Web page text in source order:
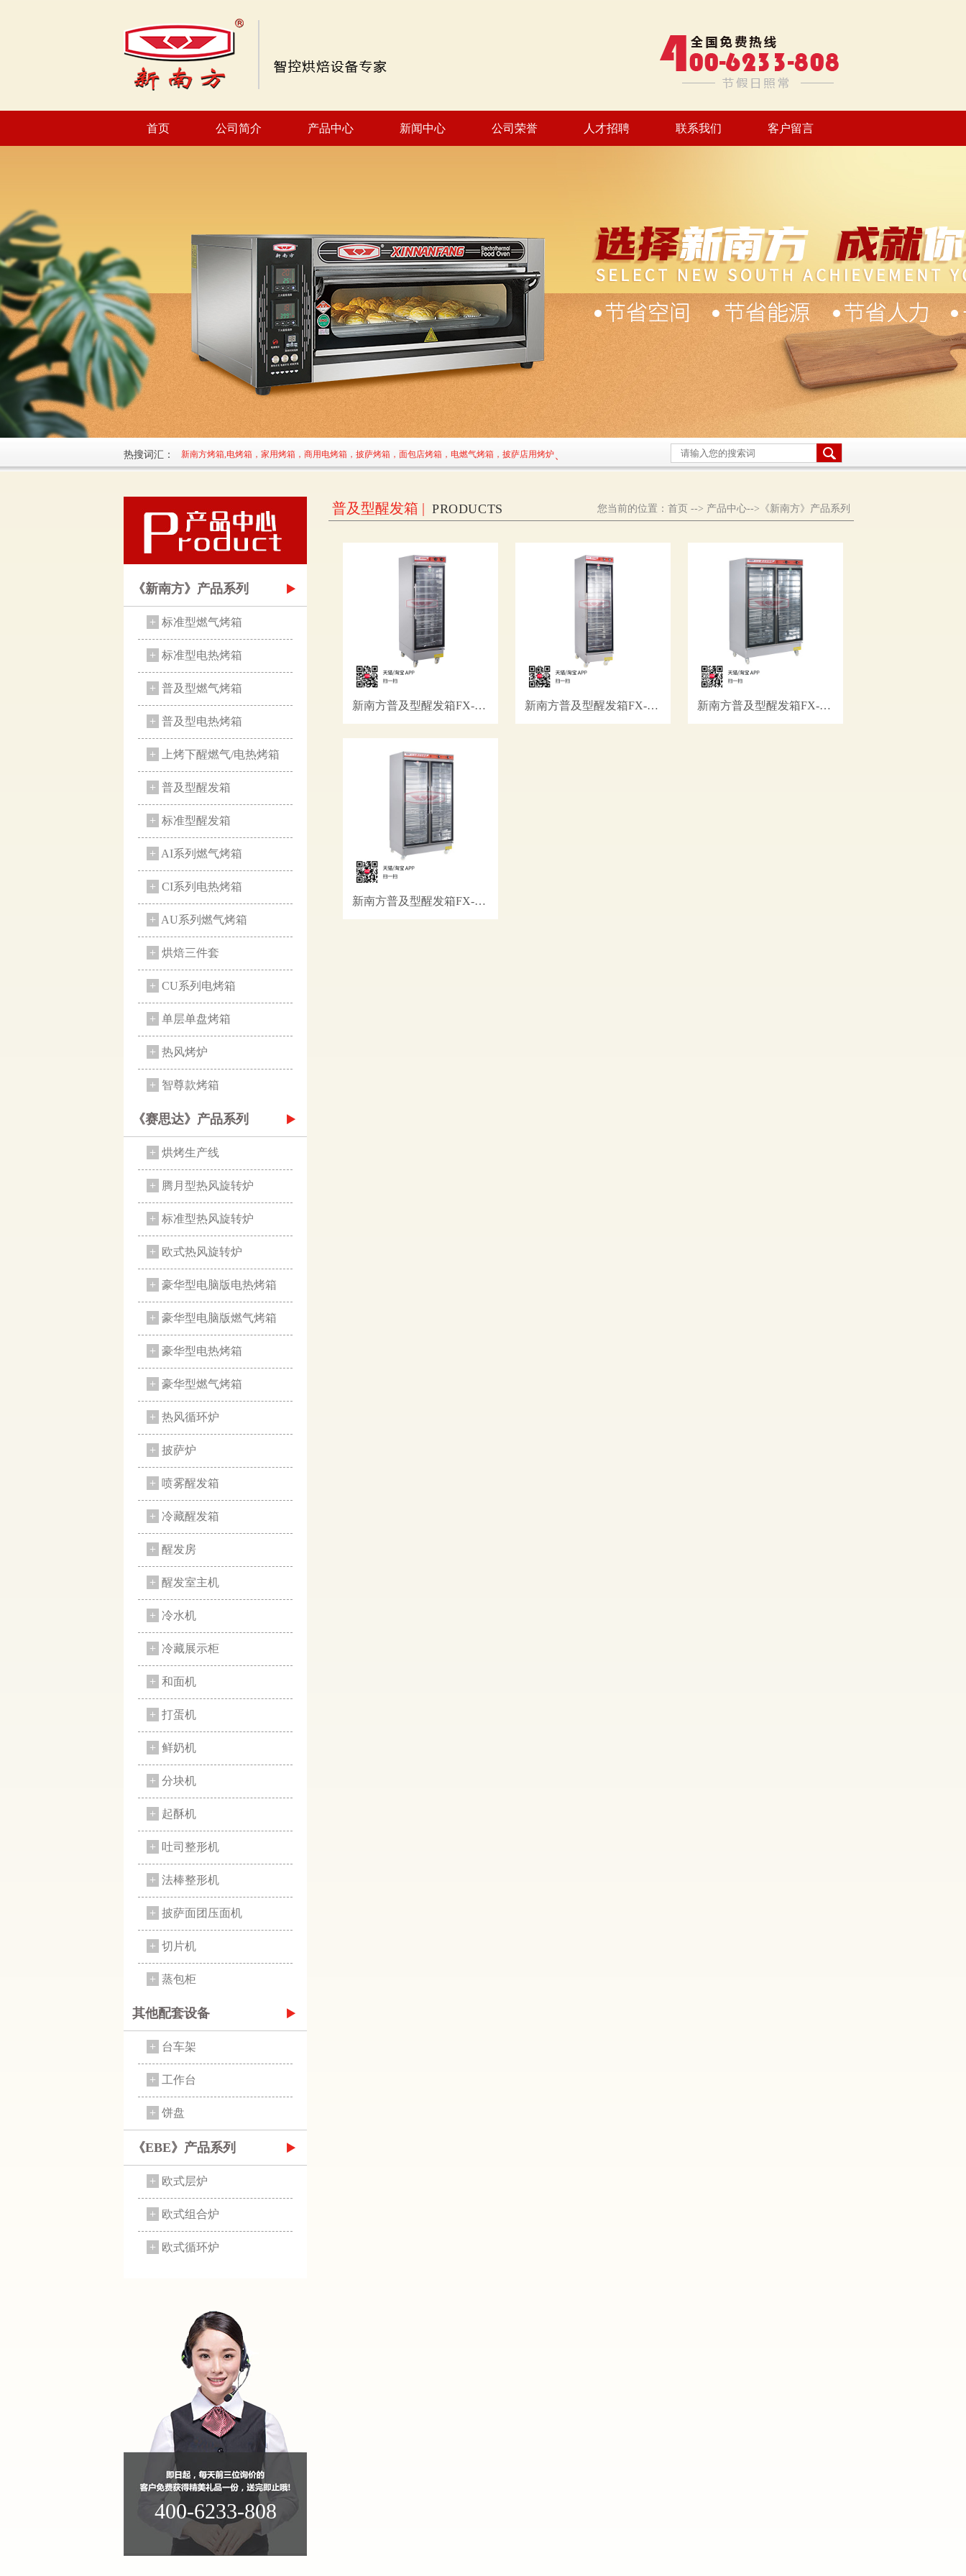
首页 公司简介 产品中心 新闻中心 公司荣誉 人才招聘 联系我们 客户留言
热搜词汇： 新南方烤箱,电烤箱，家用烤箱，商用电烤箱，披萨烤箱，面包店烤箱，电燃气烤箱，披萨店用烤炉
《新南方》产品系列
+ 标准型燃气烤箱
+ 标准型电热烤箱
+ 普及型燃气烤箱
+ 普及型电热烤箱
+ 上烤下醒燃气/电热烤箱
+ 普及型醒发箱
+ 标准型醒发箱
+ AI系列燃气烤箱
+ CI系列电热烤箱
+ AU系列燃气烤箱
+ 烘焙三件套
+ CU系列电烤箱
+ 单层单盘烤箱
+ 热风烤炉
+ 智尊款烤箱
《赛思达》产品系列
+ 烘烤生产线
+ 腾月型热风旋转炉
+ 标准型热风旋转炉
+ 欧式热风旋转炉
+ 豪华型电脑版电热烤箱
+ 豪华型电脑版燃气烤箱
+ 豪华型电热烤箱
+ 豪华型燃气烤箱
+ 热风循环炉
+ 披萨炉
+ 喷雾醒发箱
+ 冷藏醒发箱
+ 醒发房
+ 醒发室主机
+ 冷水机
+ 冷藏展示柜
+ 和面机
+ 打蛋机
+ 鲜奶机
+ 分块机
+ 起酥机
+ 吐司整形机
+ 法棒整形机
+ 披萨面团压面机
+ 切片机
+ 蒸包柜
其他配套设备
+ 台车架
+ 工作台
+ 饼盘
《EBE》产品系列
+ 欧式层炉
+ 欧式组合炉
+ 欧式循环炉
400-6233-808
普及型醒发箱 | PRODUCTS 您当前的位置： 首页 --> 产品中心--> 《新南方》产品系列
新南方普及型醒发箱FX-11B 新南方普及型醒发箱FX-14B 新南方普及型醒发箱FX-22B
新南方普及型醒发箱FX-28B